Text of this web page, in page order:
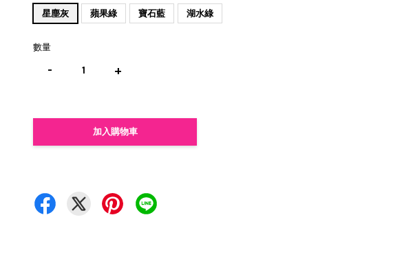
星塵灰
蘋果綠 寶石藍 湖水綠
數量
- +
加入購物車